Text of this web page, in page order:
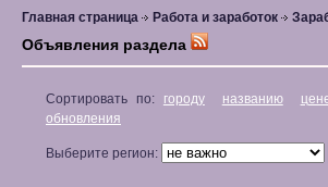
Главная страница Работа и заработок
Объявления раздела
Сортировать по: городу названию
обновления
Выберите регион: